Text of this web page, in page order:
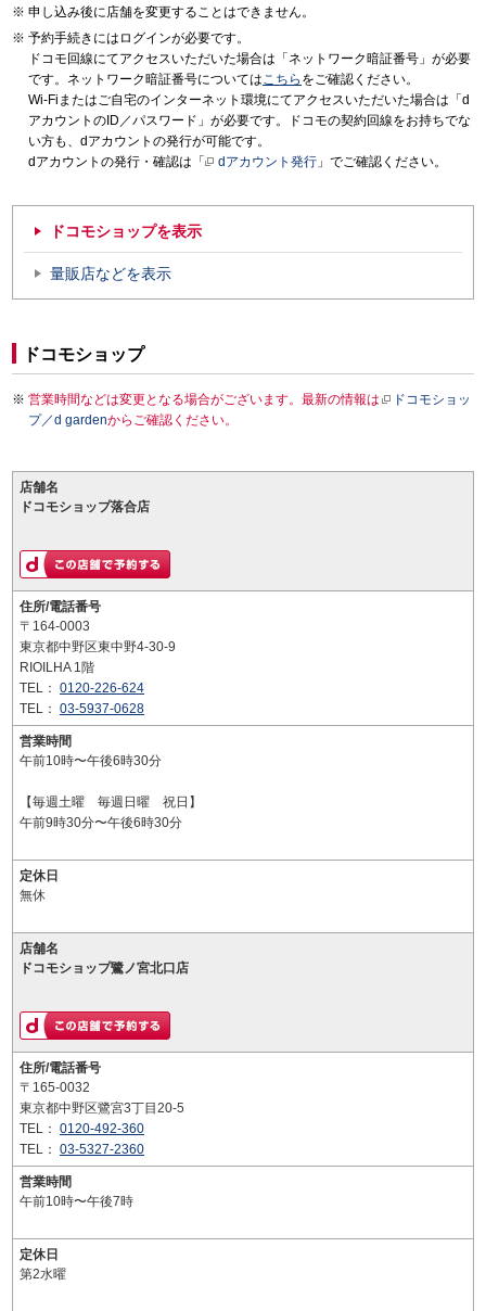
申し込み後に店舗を変更することはできません。
予約手続きにはログインが必要です。
ドコモ回線にてアクセスいただいた場合は「ネットワーク暗証番号」が必要
です。ネットワーク暗証番号についてはこちら をご確認ください。
Wi-Fiまたはご自宅のインターネット環境にてアクセスいただいた場合は「d
アカウントのID／パスワード」が必要です。ドコモの契約回線をお持ちでな
い方も、dアカウントの発行が可能です。
dアカウントの発行・確認は「
dアカウント発行 」でご確認ください。
ドコモショップを表示
量販店などを表示
ドコモショップ
営業時間などは変更となる場合がございます。最新の情報は
ドコモショッ
プ／d gardenからご確認ください。
店舗名
ドコモショップ落合店
住所/電話番号
〒164-0003
東京都中野区東中野4-30-9
RIOILHA 1階
TEL： 0120-226-624
TEL： 03-5937-0628
営業時間
午前10時〜午後6時30分
【毎週土曜 毎週日曜 祝日】
午前9時30分〜午後6時30分
定休日
無休
店舗名
ドコモショップ鷺ノ宮北口店
住所/電話番号
〒165-0032
東京都中野区鷺宮3丁目20-5
TEL： 0120-492-360
TEL： 03-5327-2360
営業時間
午前10時〜午後7時
定休日
第2水曜